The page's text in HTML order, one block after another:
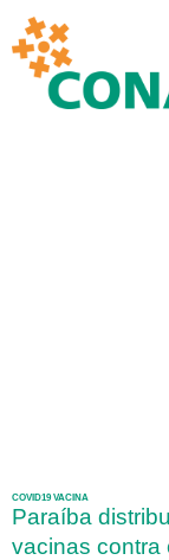
COVID19 VACINA
Paraíba
vacinas contra